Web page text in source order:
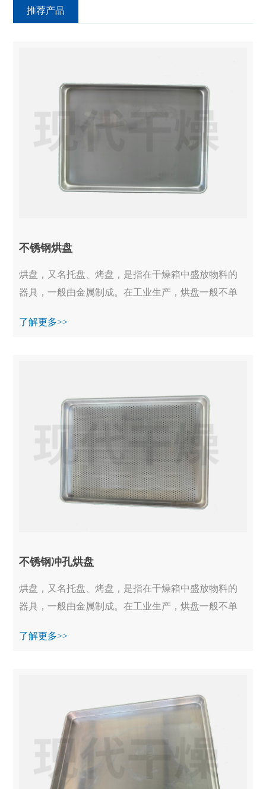
推荐产品
不锈钢烘盘
烘盘，又名托盘、烤盘，是指在干燥箱中盛放物料的
器具，一般由金属制成。在工业生产，烘盘一般不单
作...
了解更多>>
不锈钢冲孔烘盘
烘盘，又名托盘、烤盘，是指在干燥箱中盛放物料的
器具，一般由金属制成。在工业生产，烘盘一般不单
作...
了解更多>>